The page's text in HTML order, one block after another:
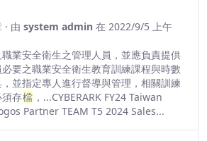
· 由 system admin 在 2022/9/5 上午
業安全衛生之管理人員，並應負責提供
要之職業安全衛生教育訓練課程與時數
並指定專人進行督導與管理，相關訓練
存檔 ，...CYBERARK FY24 Taiwan
Partner TEAM T5 2024 Sales...